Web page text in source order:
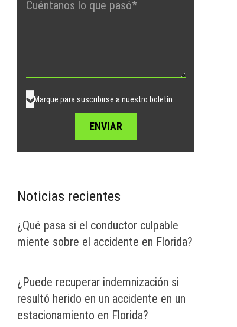
vacío.
Marque para suscribirse a nuestro boletín.
Noticias recientes
¿Qué pasa si el conductor culpable
miente sobre el accidente en Florida?
¿Puede recuperar indemnización si
resultó herido en un accidente en un
estacionamiento en Florida?